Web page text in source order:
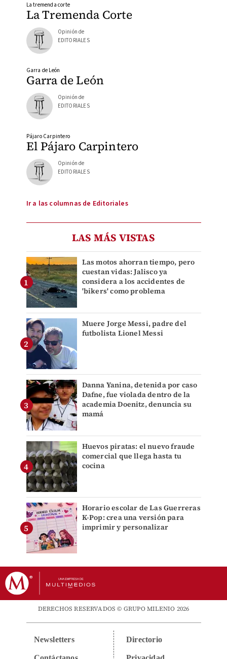
La Tremenda Corte
La tremenda corte
Opinión de
EDITORIALES
Garra de León
Garra de León
Opinión de
EDITORIALES
El Pájaro Carpintero
Pájaro Carpintero
Opinión de
EDITORIALES
Ir a las columnas de Editoriales
LAS MÁS VISTAS
Las motos ahorran tiempo, pero
cuestan vidas: Jalisco ya
considera a los accidentes de
'bikers' como problema
Muere Jorge Messi, padre del
futbolista Lionel Messi
Danna Yanina, detenida por caso
Dafne, fue violada dentro de la
academia Doenitz, denuncia su
mamá
Huevos piratas: el nuevo fraude
comercial que llega hasta tu
cocina
Horario escolar de Las Guerreras
K-Pop: crea una versión para
imprimir y personalizar
DERECHOS RESERVADOS © GRUPO MILENIO 2026
Newsletters Directorio